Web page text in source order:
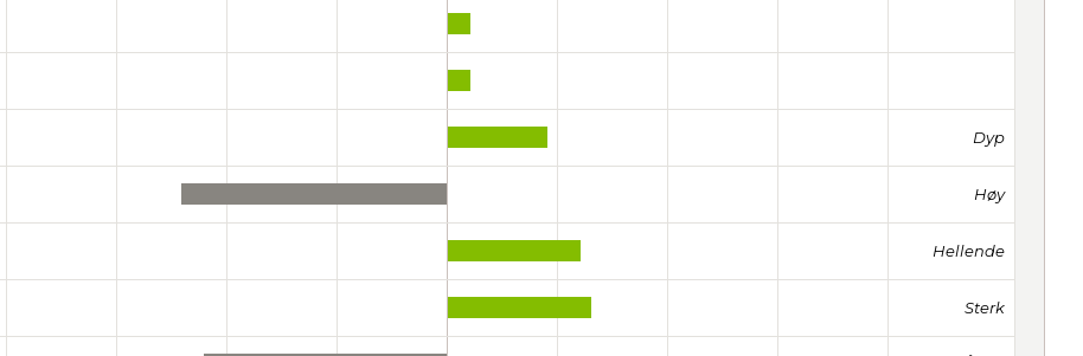
Dyp
Høy
Hellende
Sterk